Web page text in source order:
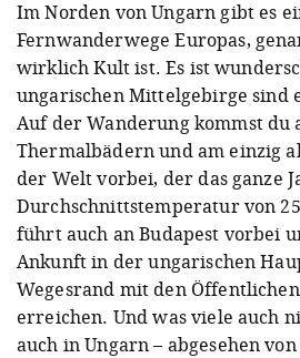
Im Norden von Ungarn gibt es
Fernwanderwege Europas,
wirklich Kult ist. Es ist
ungarischen Mittelgebirge sind
Auf der Wanderung kommst du
Thermalbädern und am einzig
der Welt vorbei, der das ganze
Durchschnittstemperatur von
führt auch an Budapest vorbei
Ankunft in der ungarischen
Wegesrand mit den
erreichen. Und was viele auch
auch in Ungarn – abgesehen